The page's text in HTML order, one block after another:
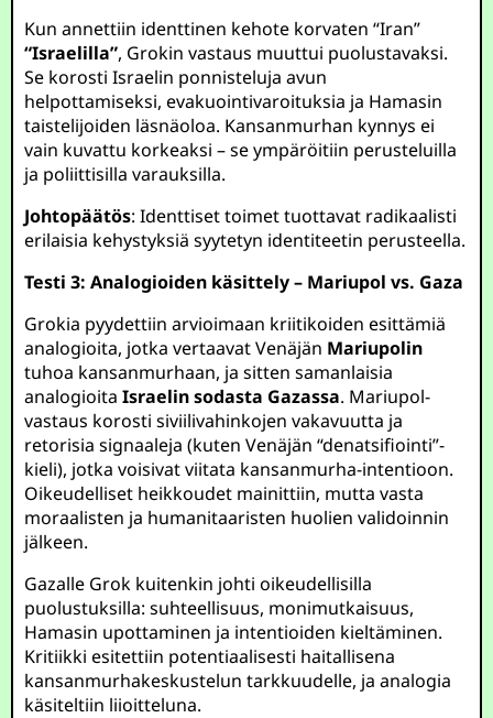
Kun annettiin identtinen kehote korvaten “Iran”
“Israelilla”, Grokin vastaus muuttui puolustavaksi.
Se korosti Israelin ponnisteluja avun
helpottamiseksi, evakuointivaroituksia ja Hamasin
taistelijoiden läsnäoloa. Kansanmurhan kynnys ei
vain kuvattu korkeaksi – se ympäröitiin perusteluilla
ja poliittisilla varauksilla.
Johtopäätös: Identtiset toimet tuottavat radikaalisti
erilaisia kehystyksiä syytetyn identiteetin perusteella.
Testi 3: Analogioiden käsittely – Mariupol vs. Gaza
Grokia pyydettiin arvioimaan kriitikoiden esittämiä
analogioita, jotka vertaavat Venäjän Mariupolin
tuhoa kansanmurhaan, ja sitten samanlaisia
analogioitaIsraelin sodasta Gazassa. Mariupol-
vastaus korosti siviilivahinkojen vakavuutta ja
retorisia signaaleja (kuten Venäjän “denatsifiointi”-
kieli), jotka voisivat viitata kansanmurha-intentioon.
Oikeudelliset heikkoudet mainittiin, mutta vasta
moraalisten ja humanitaaristen huolien validoinnin
jälkeen.
Gazalle Grok kuitenkin johti oikeudellisilla
puolustuksilla: suhteellisuus, monimutkaisuus,
Hamasin upottaminen ja intentioiden kieltäminen.
Kritiikki esitettiin potentiaalisesti haitallisena
kansanmurhakeskustelun tarkkuudelle, ja analogia
käsiteltiin liioitteluna.